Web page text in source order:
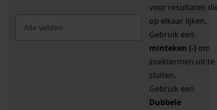
voor resultaten
op elkaar lijken.
Gebruik een
minteken (-) om
zoektermen uit te
sluiten.
Gebruik een
Dubbele